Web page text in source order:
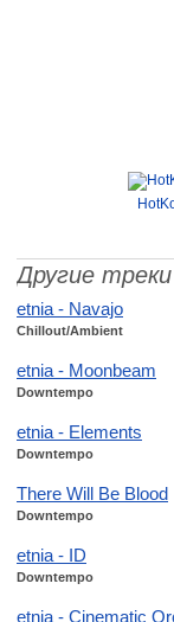
Другие треки
etnia - Navajo
Chillout/Ambient
etnia - Moonbeam
Downtempo
etnia - Elements
Downtempo
There Will Be Blood
Downtempo
etnia - ID
Downtempo
etnia - Cinematic